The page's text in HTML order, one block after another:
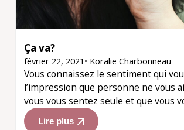
Ça va?
février 22, 2021 • Koralie Charbonneau
Vous connaissez le sentiment qui
l’impression que personne ne vous
vous vous sentez seule et que vous
Lire plus